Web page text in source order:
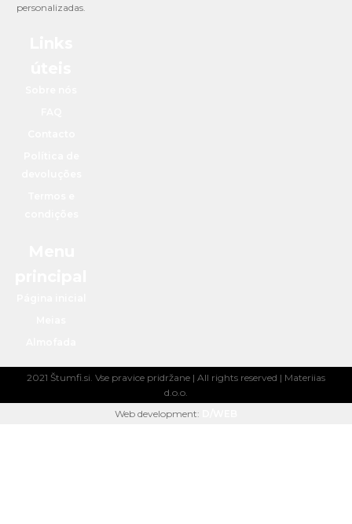
personalizadas.
2021 Štumfi.si. Vse pravice pridržane | All rights reserved | Materiias
d.o.o.
Web development: